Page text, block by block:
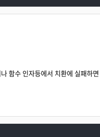
함수 인자등에서 치환에 실패하